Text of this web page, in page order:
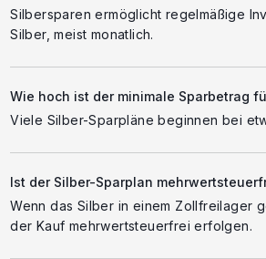
Silbersparen ermöglicht regelmäßige
Silber, meist monatlich.
Wie hoch ist der minimale Sparbetrag
Viele Silber-Sparpläne beginnen bei
Ist der Silber-Sparplan
Wenn das Silber in einem Zollfreilager
der Kauf mehrwertsteuerfrei erfolgen.